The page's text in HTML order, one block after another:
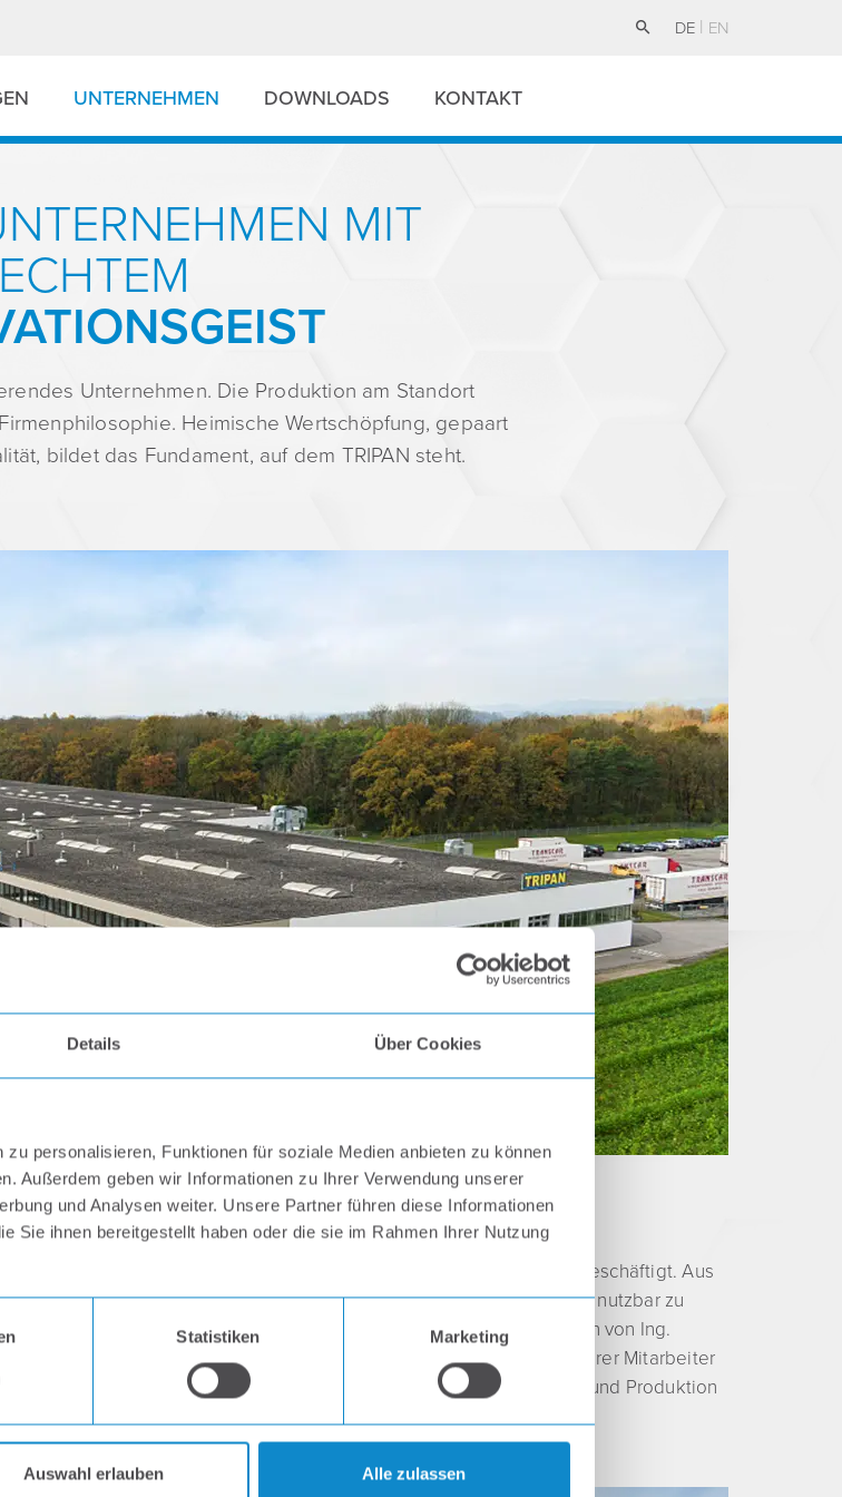
Details Über Cookies
personalisieren, Funktionen für soziale Medien anbieten zu können
Außerdem geben wir Informationen zu Ihrer Verwendung unserer
und Analysen weiter. Unsere Partner führen diese Informationen
Sie ihnen bereitgestellt haben oder die sie im Rahmen Ihrer Nutzung
Statistiken Marketing
Auswahl erlauben Alle zulassen
DE EN
UNTERNEHMEN DOWNLOADS KONTAKT
MIT
ECHTEM
Unternehmen. Die Produktion am Standort
Heimische Wertschöpfung, gepaart
bildet das Fundament, auf dem TRIPAN steht.
Wimmer schon vor mehr als 25 Jahren mit dem Thema Leichtbau beschäftigt. Aus
Verbundbauteilen bekannt. Um diese für alltägliche Anwendungen nutzbar zu
1996 TRIPAN. Seit 2014 liegt die Geschäftsführung in den Händen von Ing.
und Innovationsgeist begleitet. Die gute Ausbildung unserer Mitarbeiter
Qualitätsstandard bei. Der enge Kontakt zwischen Auftraggeber und Produktion
Kunden­beziehung bildet.